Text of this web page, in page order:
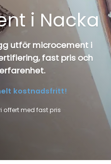
i Nacka
utför microcement i
fast pris och
kostnadsfritt!
offert med fast pris